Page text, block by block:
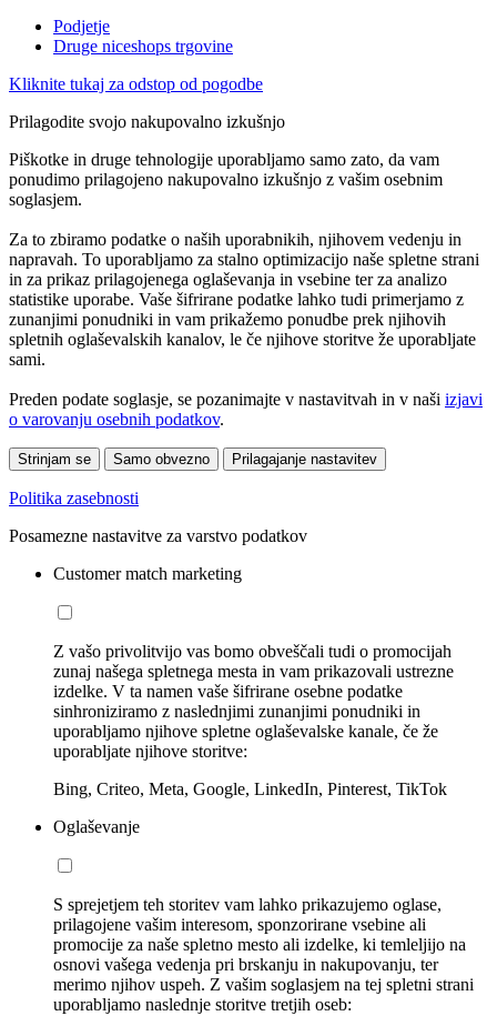
Podjetje
Druge niceshops trgovine
Kliknite tukaj za odstop od pogodbe
Prilagodite svojo nakupovalno izkušnjo
Piškotke in druge tehnologije uporabljamo samo zato, da vam
ponudimo prilagojeno nakupovalno izkušnjo z vašim osebnim
soglasjem.
Za to zbiramo podatke o naših uporabnikih, njihovem vedenju in
napravah. To uporabljamo za stalno optimizacijo naše spletne strani
in za prikaz prilagojenega oglaševanja in vsebine ter za analizo
statistike uporabe. Vaše šifrirane podatke lahko tudi primerjamo z
zunanjimi ponudniki in vam prikažemo ponudbe prek njihovih
spletnih oglaševalskih kanalov, le če njihove storitve že uporabljate
sami.
Preden podate soglasje, se pozanimajte v nastavitvah in v naši izjavi
o varovanju osebnih podatkov.
Strinjam se Samo obvezno Prilagajanje nastavitev
Politika zasebnosti
Posamezne nastavitve za varstvo podatkov
Customer match marketing
Z vašo privolitvijo vas bomo obveščali tudi o promocijah
zunaj našega spletnega mesta in vam prikazovali ustrezne
izdelke. V ta namen vaše šifrirane osebne podatke
sinhroniziramo z naslednjimi zunanjimi ponudniki in
uporabljamo njihove spletne oglaševalske kanale, če že
uporabljate njihove storitve:
Bing, Criteo, Meta, Google, LinkedIn, Pinterest, TikTok
Oglaševanje
S sprejetjem teh storitev vam lahko prikazujemo oglase,
prilagojene vašim interesom, sponzorirane vsebine ali
promocije za naše spletno mesto ali izdelke, ki temleljijo na
osnovi vašega vedenja pri brskanju in nakupovanju, ter
merimo njihov uspeh. Z vašim soglasjem na tej spletni strani
uporabljamo naslednje storitve tretjih oseb: